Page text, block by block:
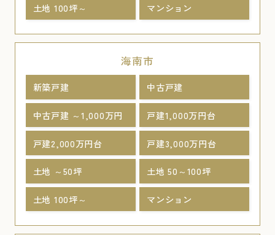
土地 100坪～ マンション
海南市
新築戸建 中古戸建
中古戸建 ～1,000万円 戸建1,000万円台
戸建2,000万円台 戸建3,000万円台
土地 ～50坪 土地 50～100坪
土地 100坪～ マンション